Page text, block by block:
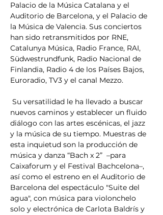
Palacio de la Música Catalana y el
Auditorio de Barcelona, y el Palacio de
la Música de Valencia. Sus conciertos
han sido retransmitidos por RNE,
Catalunya Música, Radio France, RAI,
Südwestrundfunk, Radio Nacional de
Finlandia, Radio 4 de los Países Bajos,
Euroradio, TV3 y el canal Mezzo.
nuevos caminos y establecer un fluido
diálogo con las artes escénicas, el jazz
y la música de su tiempo. Muestras de
esta inquietud son la producción de
música y danza “Bach x 2”  –para
Caixaforum y el Festival Bachcelona–,
así como el estreno en el Auditorio de
Barcelona del espectáculo "Suite del
agua", con música para violonchelo
solo y electrónica de Carlota Baldrís y